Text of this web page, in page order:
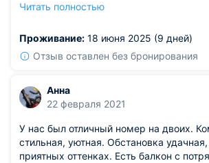
так как во время моего пребывания
основательно, поэтому уверен, что в
замечательно. Номер превзошел все
комфортного проживания.
Читать полностью
Проживание: 18 июня 2025 (9 дней)
Отзыв оставлен без бронирования
Анна
22 февраля 2021
У нас был отличный номер на двоих.
стильная, уютная. Обстановка
приятных оттенках. Есть балкон с